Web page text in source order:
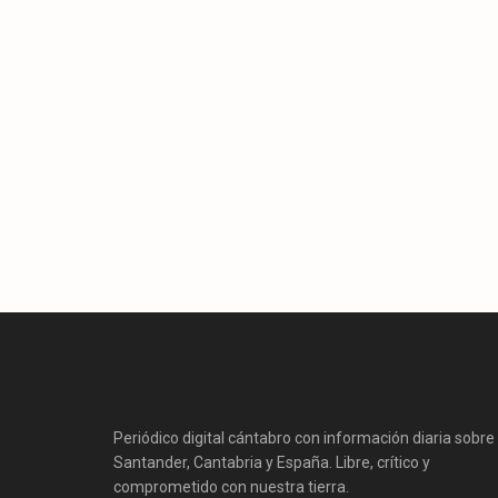
Periódico digital cántabro con información diaria sobre
Santander, Cantabria y España. Libre, crítico y
comprometido con nuestra tierra.